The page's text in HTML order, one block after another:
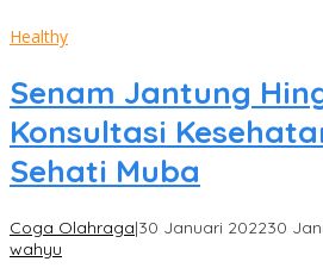
Healthy
Senam Jantung
Konsultasi
Sehati Muba
Coga Olahraga|30 Januari 202230
wahyu